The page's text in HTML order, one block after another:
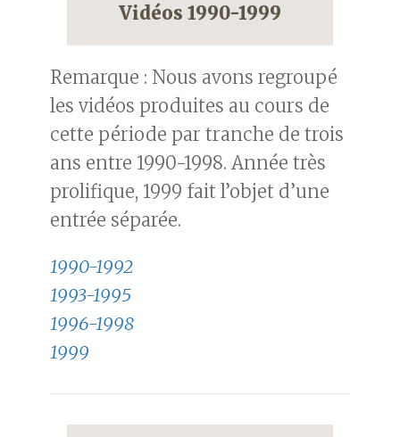
Vidéos 1990-1999
Remarque : Nous avons regroupé
les vidéos produites au cours de
cette période par tranche de trois
ans entre 1990-1998. Année très
prolifique, 1999 fait l’objet d’une
entrée séparée.
1990-1992
1993-1995
1996-1998
1999